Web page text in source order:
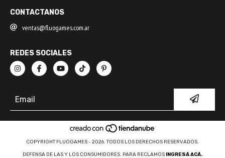
CONTACTANOS
ventas@fluogames.com.ar
REDES SOCIALES
COPYRIGHT FLUOGAMES - 2026. TODOS LOS DERECHOS RESERVADOS.
DEFENSA DE LAS Y LOS CONSUMIDORES. PARA RECLAMOS INGRESÁ ACÁ.